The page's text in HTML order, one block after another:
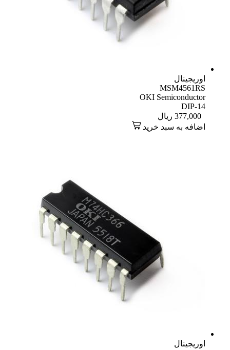
اوریجینال
MSM4561RS
OKI Semiconductor
DIP-14
377,000 ریال
اضافه به سبد خرید
اوریجینال